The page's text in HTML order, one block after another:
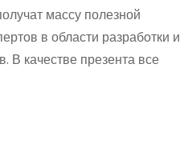
массу полезной
в области разработки и
В качестве презента все